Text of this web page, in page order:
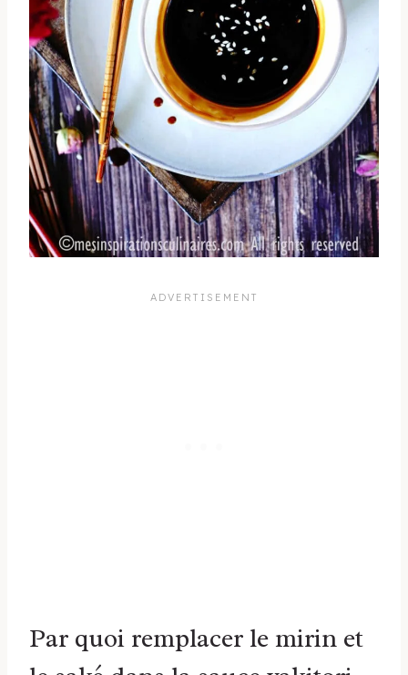
Par quoi remplacer le mirin et